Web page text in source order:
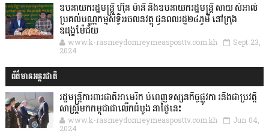
ឧបនាយករដ្ឋមន្ដ្រី ហ៊ុន ម៉ានី និងឧបនាយករដ្ឋមន្ដ្រី សាយ សំអាល់
ប្រគល់បណ្ណកម្មសិទ្ធិអចលនវត្ថុ ជូនពលរដ្ឋ២៤ភូមិ នៅក្រុង
ឧដុង្គម៉ែជ័យ
www.k-rasmeydomreymeasposttv.com.kh Sept 23,
2024
ព័ត៌មានអន្តរជាតិ
រដ្ឋមន្រ្តីការពារជាតិអាមេរិក បំពេញទស្សនកិច្ចផ្លូវកា រនិងជាប្រវត្តិ
សាស្រ្តមកកម្ពុជាជាលើកដំបូង នាថ្ងៃនេះ
www.k-rasmeydomreymeasposttv.com.kh Jun 04,
2024